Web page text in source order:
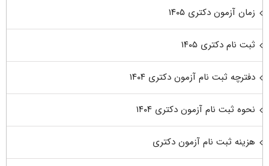
زمان آزمون دکتری ۱۴۰۵
ثبت نام دکتری ۱۴۰۵
دفترچه ثبت نام آزمون دکتری ۱۴۰۴
نحوه ثبت نام آزمون دکتری ۱۴۰۴
هزینه ثبت نام آزمون دکتری